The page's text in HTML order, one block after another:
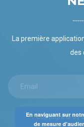
La première
des
Copyright © by
En naviguant sur
de mesure